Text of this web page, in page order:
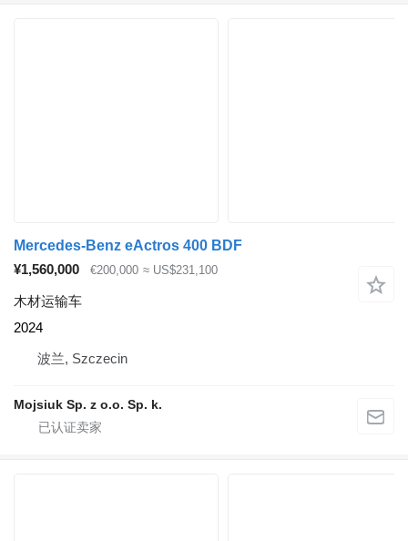
Mercedes-Benz eActros 400 BDF
¥1,560,000
€200,000 ≈ US$231,100
木材运输车
2024
波兰, Szczecin
Mojsiuk Sp. z o.o. Sp. k.